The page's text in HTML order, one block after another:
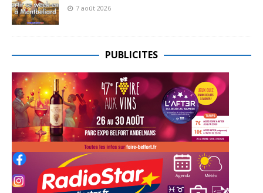
7 août 2026
PUBLICITES